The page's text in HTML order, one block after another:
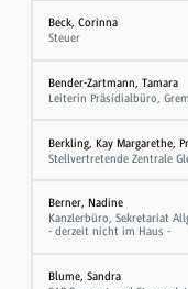
Beck, Corinna
Steuer
Bender-Zartmann, Tamara
Leiterin Präsidialbüro,
Berkling, Kay Margarethe,
Stellvertretende Zentrale
Berner, Nadine
Kanzlerbüro, Sekretariat
- derzeit nicht im Haus -
Blume, Sandra